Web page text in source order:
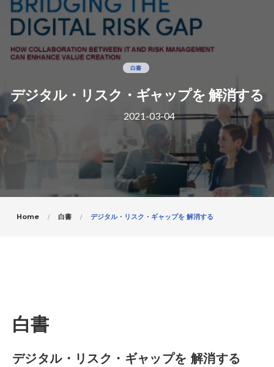
白書
デジタル・リスク・ギャップを 解消する
2021-03-04
Home 白書 デジタル・リスク・ギャップを 解消する
白書
デジタル・リスク・ギャップを 解消する